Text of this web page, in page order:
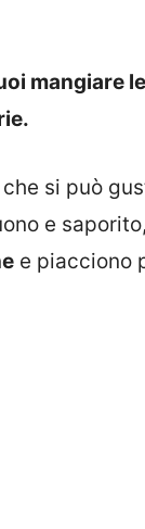
mangiare
che si può
e
e piacciono